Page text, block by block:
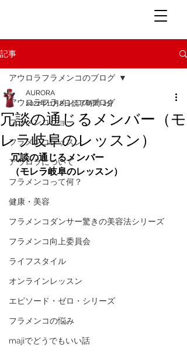
記事
アウロラフラメンコのブログ
フラメンコショー
フラメンコレッスン
アウロラについて
フラメンコって何？
健康・美容
フラメンコダンサー驚きの美容法シリーズ
フラメンコ向上委員会
ライフスタイル
オンラインレッスン
エピソード・ゼロ・シリーズ
フラメンコの悩み
majiでどうでもいい話
アウロラフラメンコのブログ
冗談の通じるメンバー（モ
レラ岐阜のレッスン）
AURORA
2021年11月8日読了時間: 2分
冗談の通じるメンバー
（モレラ岐阜のレッスン）